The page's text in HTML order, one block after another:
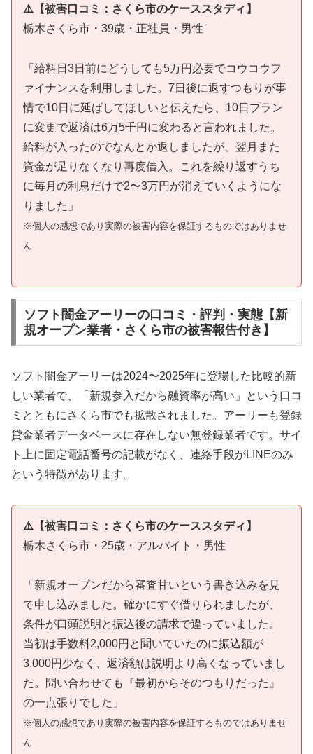
⚠️【被害口コミ：さくら市のケーススタディ】
栃木さくら市・39歳・正社員・男性
「給料日3日前にどうしても5万円必要でコウコウフ
ァイナンスを利用しました。7日後に返すつもりが事
情で10日に延ばしてほしいと伝えたら、10日プラン
に変更で返済は6万5千円に変わると言われました。
給料が入ったのでなんとか返しましたが、翌月また
資金が足りなくなり再度借入。これを繰り返すうち
に毎月の利息だけで2〜3万円が消えていくようにな
りました」
※個人の感想であり実際の被害内容を保証するものではありませ
ん
ソフト闇金アーリーの口コミ・評判・実態【新
規オープン業者・さくら市の被害報告付き】
ソフト闇金アーリーは2024〜2025年に登場した比較的新
しい業者で、「新規参入だから融資率が高い」という口コ
ミとともにさくら市でも拡散されました。アーリーも登録
貸金業者データベースに存在しない無登録業者です。サイ
ト上に固定電話番号の記載がなく、連絡手段がLINEのみ
という特徴があります。
⚠️【被害口コミ：さくら市のケーススタディ】
栃木さくら市・25歳・アルバイト・男性
「新規オープンだから審査甘いという書き込みを見
て申し込みました。確かにすぐ借りられましたが、
条件が口頭説明と振込後の請求で違っていました。
当初は手数料2,000円と聞いていたのに振込額が
3,000円少なく、返済額は説明より高くなっていまし
た。問い合わせても『最初からそのつもりだった』
の一点張りでした」
※個人の感想であり実際の被害内容を保証するものではありませ
ん